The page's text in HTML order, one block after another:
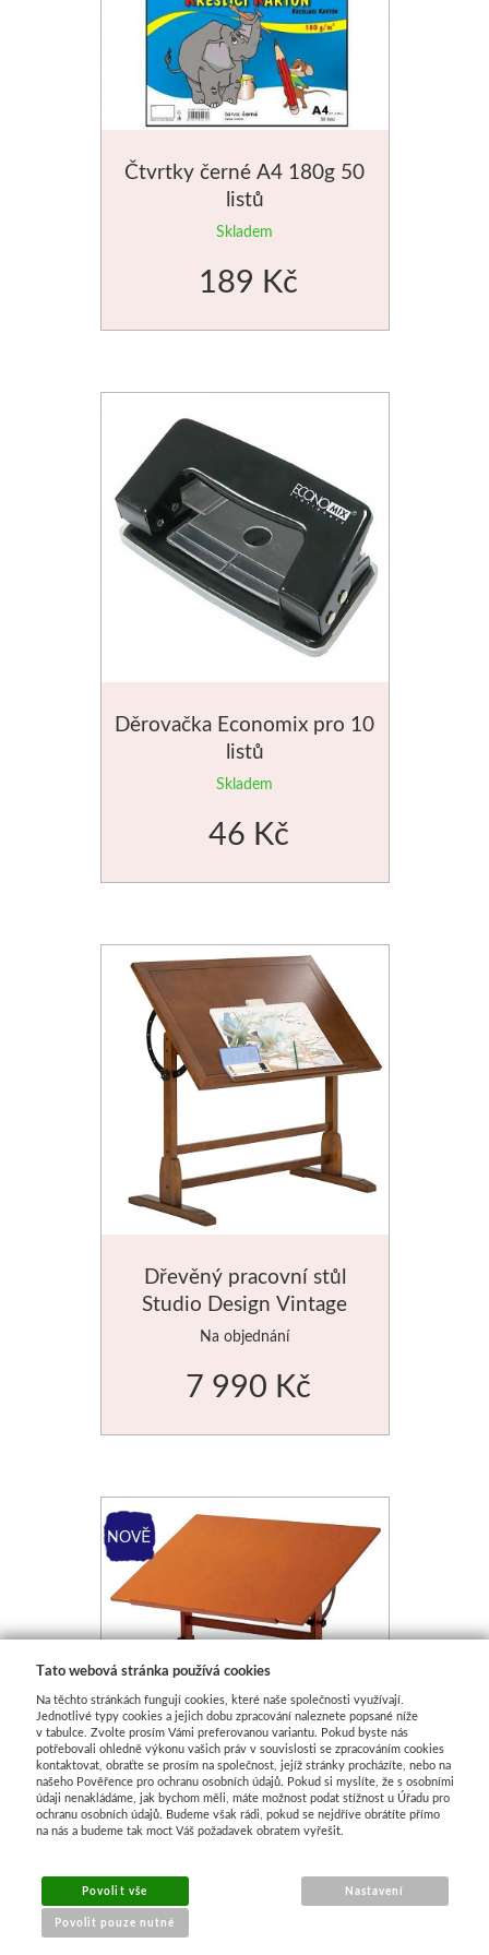
Čtvrtky černé A4 180g 50
listů
Skladem
189 Kč
Děrovačka Economix pro 10
listů
Skladem
46 Kč
Dřevěný pracovní stůl
Studio Design Vintage
76x107cm
Na objednání
7 990 Kč
Dřevěný umělecký pracovní
5 690 Kč
Tato webová stránka používá cookies
Na těchto stránkách fungují cookies, které naše společnosti využívají.
Jednotlivé typy cookies a jejich dobu zpracování naleznete popsané níže
v tabulce. Zvolte prosím Vámi preferovanou variantu. Pokud byste nás
potřebovali ohledně výkonu vašich práv v souvislosti se zpracováním cookies
kontaktovat, obraťte se prosím na společnost, jejíž stránky procházíte, nebo na
našeho Pověřence pro ochranu osobních údajů. Pokud si myslíte, že s osobními
údaji nenakládáme, jak bychom měli, máte možnost podat stížnost u Úřadu pro
ochranu osobních údajů. Budeme však rádi, pokud se nejdříve obrátíte přímo
na nás a budeme tak moct Váš požadavek obratem vyřešit.
Povolit vše
Povolit pouze nutné
Nastavení